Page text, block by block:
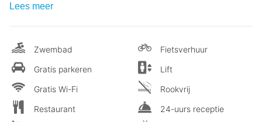
Lees meer
Zwembad
Gratis parkeren
Gratis Wi-Fi
Restaurant
Fietsverhuur
Lift
Rookvrij
24-uurs receptie